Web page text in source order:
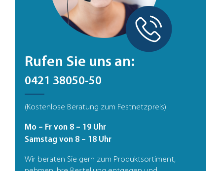
Rufen Sie uns an:
0421 38050-50
(Kostenlose Beratung zum Festnetzpreis)
Mo – Fr von 8 – 19 Uhr
Samstag von 8 – 18 Uhr
Wir beraten Sie gern zum Produktsortiment,